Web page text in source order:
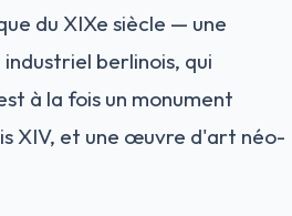
du XIXe siècle — une
berlinois, qui
à la fois un monument
XIV, et une œuvre d'art néo-